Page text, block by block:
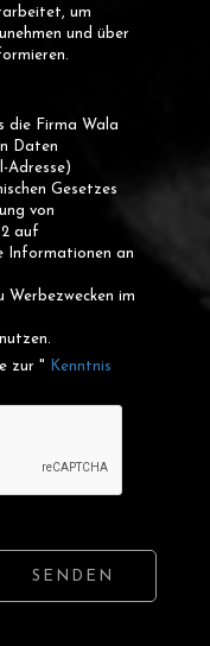
um
und über
die Firma Wala
Daten
Adresse)
Gesetzes
von
auf
Informationen an
Werbezwecken im
zur " Kenntnis
SENDEN